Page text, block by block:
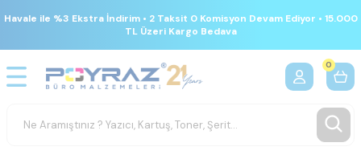
Havale ile %3 Ekstra İndirim • 2 Taksit 0 Komisyon Devam Ediyor • 15.000
TL Üzeri Kargo Bedava
0